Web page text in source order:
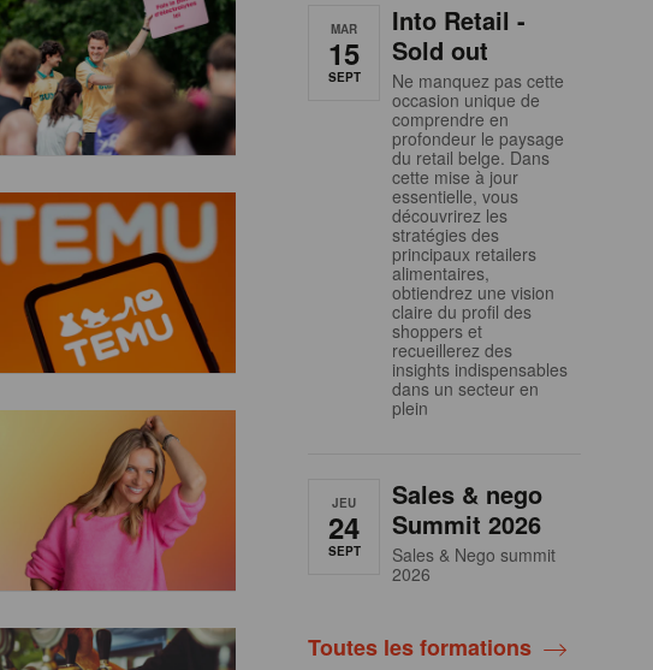
MAR
15
SEPT
Into Retail -
Sold out
Ne manquez pas cette
occasion unique de
comprendre en
profondeur le paysage
du retail belge. Dans
cette mise à jour
essentielle, vous
découvrirez les
stratégies des
principaux retailers
alimentaires,
obtiendrez une vision
claire du profil des
shoppers et
recueillerez des
insights indispensables
dans un secteur en
plein
JEU
24
SEPT
Sales & nego
Summit 2026
Sales & Nego summit
2026
Toutes les formations